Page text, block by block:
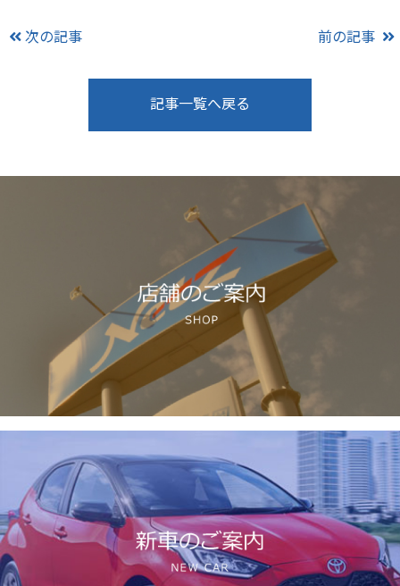
次の記事 前の記事
記事一覧へ戻る